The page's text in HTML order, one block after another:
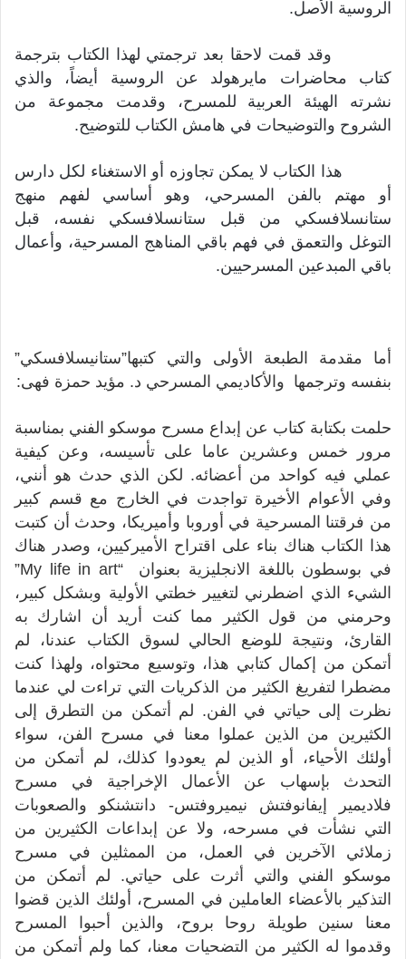
الروسية الأصل.
وقد قمت لاحقا بعد ترجمتي لهذا الكتاب بترجمة
كتاب محاضرات مايرهولد عن الروسية أيضاً، والذي
نشرته الهيئة العربية للمسرح، وقدمت مجموعة من
الشروح والتوضيحات في هامش الكتاب للتوضيح.
هذا الكتاب لا يمكن تجاوزه أو الاستغناء لكل دارس
أو مهتم بالفن المسرحي، وهو أساسي لفهم منهج
ستانسلافسكي من قبل ستانسلافسكي نفسه، قبل
التوغل والتعمق في فهم باقي المناهج المسرحية، وأعمال
باقي المبدعين المسرحيين.
أما مقدمة الطبعة الأولى والتي كتبها”ستانيسلافسكي”
بنفسه وترجمها والأكاديمي المسرحي د. مؤيد حمزة فهى:
حلمت بكتابة كتاب عن إبداع مسرح موسكو الفني بمناسبة
مرور خمس وعشرين عاما على تأسيسه، وعن كيفية
عملي فيه كواحد من أعضائه. لكن الذي حدث هو أنني،
وفي الأعوام الأخيرة تواجدت في الخارج مع قسم كبير
من فرقتنا المسرحية في أوروبا وأميريكا، وحدث أن كتبت
هذا الكتاب هناك بناء على اقتراح الأميركيين، وصدر هناك
في بوسطون باللغة الانجليزية بعنوان “My life in art”
الشيء الذي اضطرني لتغيير خطتي الأولية وبشكل كبير،
وحرمني من قول الكثير مما كنت أريد أن اشارك به
القارئ، ونتيجة للوضع الحالي لسوق الكتاب عندنا، لم
أتمكن من إكمال كتابي هذا، وتوسيع محتواه، ولهذا كنت
مضطرا لتفريغ الكثير من الذكريات التي تراءت لي عندما
نظرت إلى حياتي في الفن. لم أتمكن من التطرق إلى
الكثيرين من الذين عملوا معنا في مسرح الفن، سواء
أولئك الأحياء، أو الذين لم يعودوا كذلك، لم أتمكن من
التحدث بإسهاب عن الأعمال الإخراجية في مسرح
فلاديمير إيفانوفتش نيميروفتس- دانتشنكو والصعوبات
التي نشأت في مسرحه، ولا عن إبداعات الكثيرين من
زملائي الآخرين في العمل، من الممثلين في مسرح
موسكو الفني والتي أثرت على حياتي. لم أتمكن من
التذكير بالأعضاء العاملين في المسرح، أولئك الذين قضوا
معنا سنين طويلة روحا بروح، والذين أحبوا المسرح
وقدموا له الكثير من التضحيات معنا، كما ولم أتمكن من